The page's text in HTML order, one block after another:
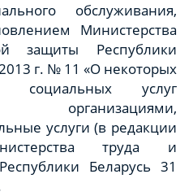
обслуживания,
Министерства
защиты Республики
г. № 11 «О некоторых
социальных услуг
организациями,
услуги (в редакции
труда и
Беларусь 31